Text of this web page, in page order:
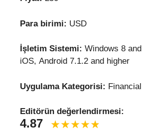
Para birimi: USD
İşletim Sistemi: Windows 8
iOS, Android 7.1.2 and higher
Uygulama Kategorisi:
Editörün değerlendirmesi:
4.87